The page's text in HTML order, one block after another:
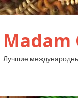
Madam
Лучшие